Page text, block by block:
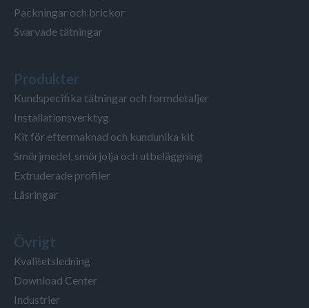
Packningar och brickor
Svarvade tätningar
Produkter
Kundspecifika tätningar och formdetaljer
Installationsverktyg
Kit för eftermaknad och kundunika kit
Smörjmedel, smörjolja och utbeläggning
Extruderade profiler
Låsringar
Övrigt
Kvalitetsledning
Download Center
Industrier